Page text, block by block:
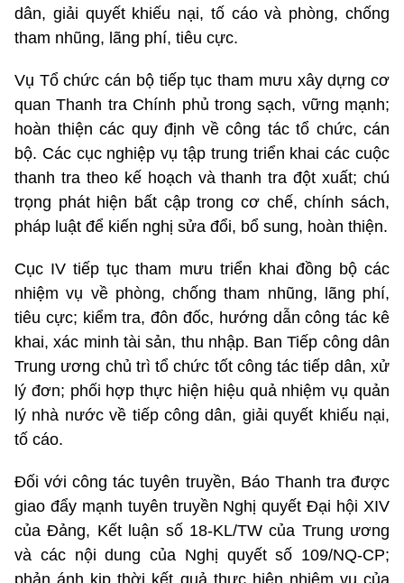
dân, giải quyết khiếu nại, tố cáo và phòng, chống
tham nhũng, lãng phí, tiêu cực.
Vụ Tổ chức cán bộ tiếp tục tham mưu xây dựng cơ
quan Thanh tra Chính phủ trong sạch, vững mạnh;
hoàn thiện các quy định về công tác tổ chức, cán
bộ. Các cục nghiệp vụ tập trung triển khai các cuộc
thanh tra theo kế hoạch và thanh tra đột xuất; chú
trọng phát hiện bất cập trong cơ chế, chính sách,
pháp luật để kiến nghị sửa đổi, bổ sung, hoàn thiện.
Cục IV tiếp tục tham mưu triển khai đồng bộ các
nhiệm vụ về phòng, chống tham nhũng, lãng phí,
tiêu cực; kiểm tra, đôn đốc, hướng dẫn công tác kê
khai, xác minh tài sản, thu nhập. Ban Tiếp công dân
Trung ương chủ trì tổ chức tốt công tác tiếp dân, xử
lý đơn; phối hợp thực hiện hiệu quả nhiệm vụ quản
lý nhà nước về tiếp công dân, giải quyết khiếu nại,
tố cáo.
Đối với công tác tuyên truyền, Báo Thanh tra được
giao đẩy mạnh tuyên truyền Nghị quyết Đại hội XIV
của Đảng, Kết luận số 18-KL/TW của Trung ương
và các nội dung của Nghị quyết số 109/NQ-CP;